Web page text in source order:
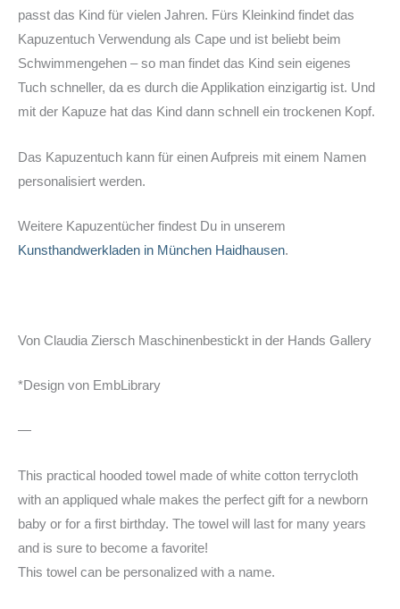
passt das Kind für vielen Jahren. Fürs Kleinkind findet das
Kapuzentuch Verwendung als Cape und ist beliebt beim
Schwimmengehen – so man findet das Kind sein eigenes
Tuch schneller, da es durch die Applikation einzigartig ist. Und
mit der Kapuze hat das Kind dann schnell ein trockenen Kopf.
Das Kapuzentuch kann für einen Aufpreis mit einem Namen
personalisiert werden.
Weitere Kapuzentücher findest Du in unserem
Kunsthandwerkladen in München Haidhausen.
Von Claudia Ziersch Maschinenbestickt in der Hands Gallery
*Design von EmbLibrary
—
This practical hooded towel made of white cotton terrycloth
with an appliqued whale makes the perfect gift for a newborn
baby or for a first birthday. The towel will last for many years
and is sure to become a favorite!
This towel can be personalized with a name.